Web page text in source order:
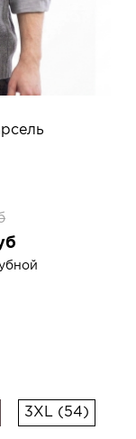
3XL (54)